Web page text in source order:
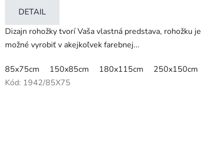
DETAIL
Dizajn rohožky tvorí Vaša vlastná predstava, rohožku je
možné vyrobiť v akejkoľvek farebnej...
85x75cm 150x85cm 180x115cm
250x150cm
Kód: 1942/85X75